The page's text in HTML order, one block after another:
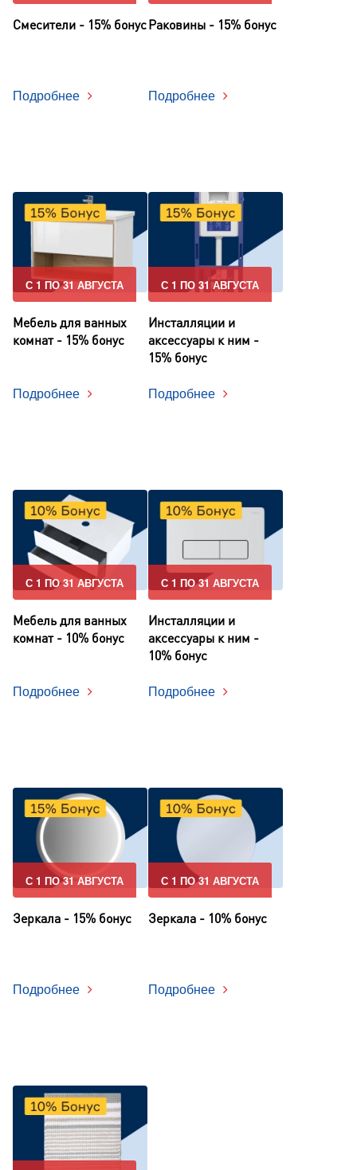
Смесители - 15% бонус
Подробнее
Раковины - 15% бонус
Подробнее
С 1 ПО 31 АВГУСТА
Мебель для ванных
комнат - 15% бонус
Подробнее
С 1 ПО 31 АВГУСТА
Инсталляции и
аксессуары к ним -
15% бонус
Подробнее
С 1 ПО 31 АВГУСТА
Мебель для ванных
комнат - 10% бонус
Подробнее
С 1 ПО 31 АВГУСТА
Инсталляции и
аксессуары к ним -
10% бонус
Подробнее
С 1 ПО 31 АВГУСТА
Зеркала - 15% бонус
Подробнее
С 1 ПО 31 АВГУСТА
Зеркала - 10% бонус
Подробнее